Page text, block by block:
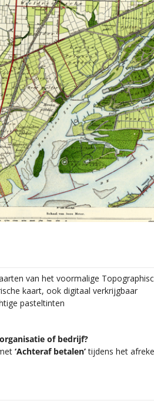
van het voormalige
kaart, ook digitaal verkrijgbaar
pasteltinten
of bedrijf?
‘Achteraf betalen’tijdens het